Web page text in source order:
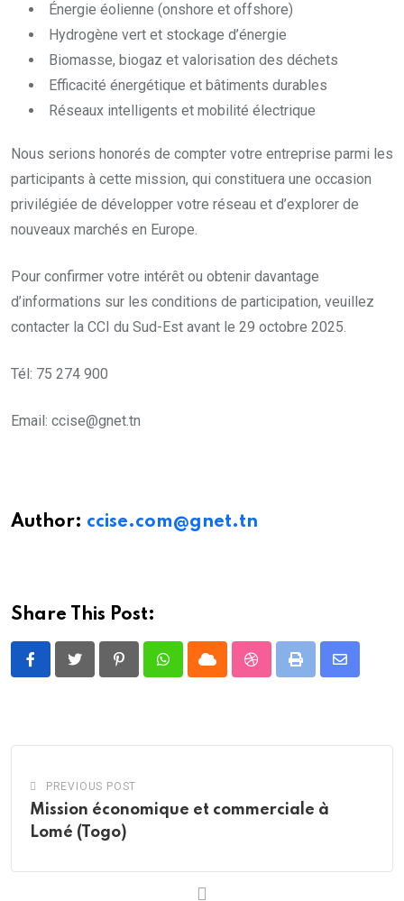
Énergie éolienne (onshore et offshore)
Hydrogène vert et stockage d’énergie
Biomasse, biogaz et valorisation des déchets
Efficacité énergétique et bâtiments durables
Réseaux intelligents et mobilité électrique
Nous serions honorés de compter votre entreprise parmi les
participants à cette mission, qui constituera une occasion
privilégiée de développer votre réseau et d’explorer de
nouveaux marchés en Europe.
Pour confirmer votre intérêt ou obtenir davantage
d’informations sur les conditions de participation, veuillez
contacter la CCI du Sud-Est avant le 29 octobre 2025.
Tél: 75 274 900
Email: ccise@gnet.tn
Author: ccise.com@gnet.tn
Share This Post:
PinterestWhatsappCloud StumbleUpon
Print
Share
PREVIOUS POST
Mission économique et commerciale à
Lomé (Togo)